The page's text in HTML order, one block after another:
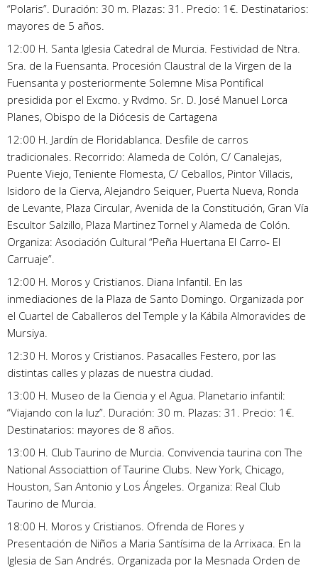
“Polaris”. Duración: 30 m. Plazas: 31. Precio: 1€. Destinatarios:
mayores de 5 años.
12:00 H. Santa Iglesia Catedral de Murcia. Festividad de Ntra.
Sra. de la Fuensanta. Procesión Claustral de la Virgen de la
Fuensanta y posteriormente Solemne Misa Pontifical
presidida por el Excmo. y Rvdmo. Sr. D. José Manuel Lorca
Planes, Obispo de la Diócesis de Cartagena
12:00 H. Jardín de Floridablanca. Desfile de carros
tradicionales. Recorrido: Alameda de Colón, C/ Canalejas,
Puente Viejo, Teniente Flomesta, C/ Ceballos, Pintor Villacis,
Isidoro de la Cierva, Alejandro Seiquer, Puerta Nueva, Ronda
de Levante, Plaza Circular, Avenida de la Constitución, Gran Vía
Escultor Salzillo, Plaza Martinez Tornel y Alameda de Colón.
Organiza: Asociación Cultural “Peña Huertana El Carro- El
Carruaje”.
12:00 H. Moros y Cristianos. Diana Infantil. En las
inmediaciones de la Plaza de Santo Domingo. Organizada por
el Cuartel de Caballeros del Temple y la Kábila Almoravides de
Mursiya.
12:30 H. Moros y Cristianos. Pasacalles Festero, por las
distintas calles y plazas de nuestra ciudad.
13:00 H. Museo de la Ciencia y el Agua. Planetario infantil:
“Viajando con la luz”. Duración: 30 m. Plazas: 31. Precio: 1€.
Destinatarios: mayores de 8 años.
13:00 H. Club Taurino de Murcia. Convivencia taurina con The
National Associattion of Taurine Clubs. New York, Chicago,
Houston, San Antonio y Los Ángeles. Organiza: Real Club
Taurino de Murcia.
18:00 H. Moros y Cristianos. Ofrenda de Flores y
Presentación de Niños a Maria Santísima de la Arrixaca. En la
Iglesia de San Andrés. Organizada por la Mesnada Orden de